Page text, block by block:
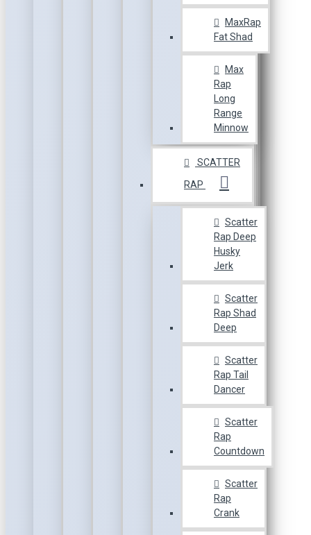
MaxRap
Fat Shad
Max
Rap
Long
Range
Minnow
SCATTER
RAP
Scatter
Rap Deep
Husky
Jerk
Scatter
Rap Shad
Deep
Scatter
Rap Tail
Dancer
Scatter
Rap
Countdown
Scatter
Rap
Crank